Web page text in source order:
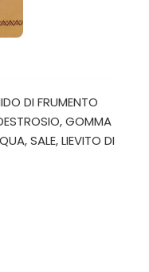
DI FRUMENTO
GOMMA
SALE, LIEVITO DI